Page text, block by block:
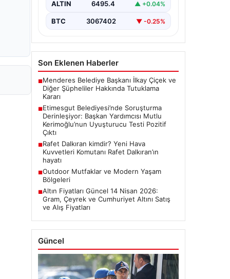
Ankara Batı Cumhuriyet Başsavcılığı
soruşturma kapsamında Etimesgut
ALTIN 6495.4 ▲ +0.04%
BTC 3067402 ▼ -0.25%
Son Eklenen Haberler
■Menderes Belediye Başkanı İlkay Çiçek ve
Diğer Şüpheliler Hakkında Tutuklama
Kararı
■Etimesgut Belediyesi’nde Soruşturma
Derinleşiyor: Başkan Yardımcısı Mutlu
Kerimoğlu’nun Uyuşturucu Testi Pozitif
Çıktı
■Rafet Dalkıran kimdir? Yeni Hava
Kuvvetleri Komutanı Rafet Dalkıran’ın
hayatı
■Outdoor Mutfaklar ve Modern Yaşam
Bölgeleri
■Altın Fiyatları Güncel 14 Nisan 2026:
Gram, Çeyrek ve Cumhuriyet Altını Satış
ve Alış Fiyatları
Güncel